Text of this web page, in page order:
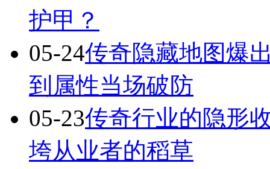
护甲？
05-24传奇隐藏地图爆
到属性当场破防
05-23传奇行业的隐形
垮从业者的稻草